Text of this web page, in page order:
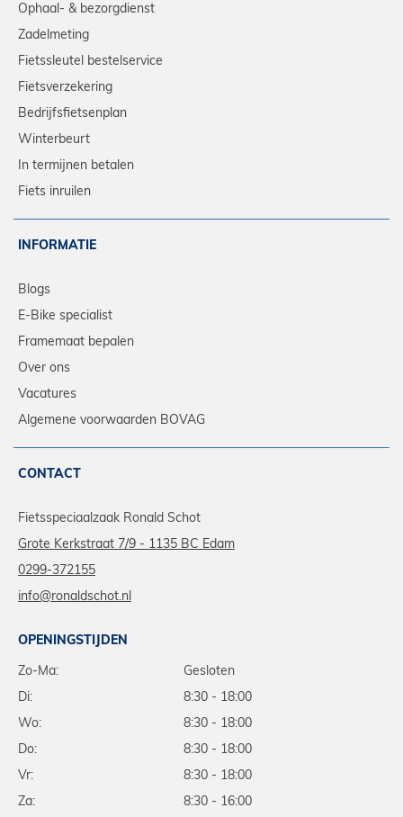
Ophaal- & bezorgdienst
Zadelmeting
Fietssleutel bestelservice
Fietsverzekering
Bedrijfsfietsenplan
Winterbeurt
In termijnen betalen
Fiets inruilen
INFORMATIE
Blogs
E-Bike specialist
Framemaat bepalen
Over ons
Vacatures
Algemene voorwaarden BOVAG
CONTACT
Fietsspeciaalzaak Ronald Schot
Grote Kerkstraat 7/9 - 1135 BC Edam
0299-372155
info@ronaldschot.nl
OPENINGSTIJDEN
Zo-Ma:
Gesloten
Di:
8:30 - 18:00
Wo:
8:30 - 18:00
Do:
8:30 - 18:00
Vr:
8:30 - 18:00
Za:
8:30 - 16:00